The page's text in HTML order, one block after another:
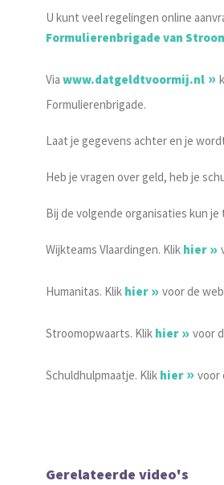
U kunt veel regelingen online
Formulierenbrigade van
Via www.datgeldtvoormij.nl
Formulierenbrigade.
Laat je gegevens achter en je
Heb je vragen over geld, heb je
Bij de volgende organisaties kun
Wijkteams Vlaardingen. Klik hier
Humanitas. Klik hier voor de
Stroomopwaarts. Klik hier voor
Schuldhulpmaatje. Klik hier voor
Gerelateerde video's